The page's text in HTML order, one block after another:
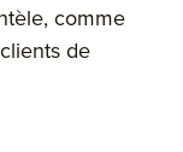
comme
de